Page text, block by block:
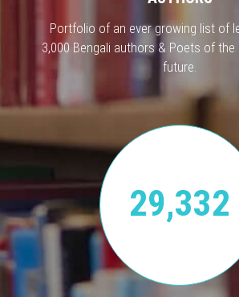
Portfolio of an ever growing list of
3,000 Bengali authors & Poets of
future.
29,332